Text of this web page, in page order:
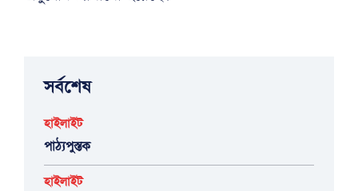
সর্বশেষ
হাইলাইট
পাঠ্যপুস্তক
হাইলাইট